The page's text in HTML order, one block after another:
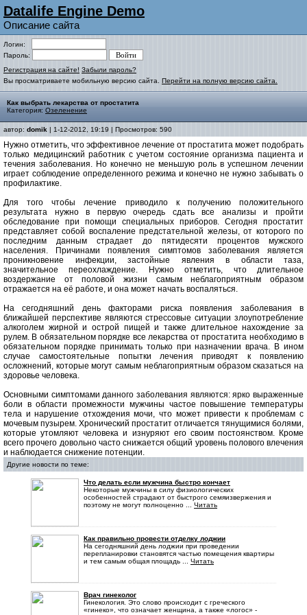
Datalife Engine Demo
Описание сайта
Логин:
Пароль:
Регистрация на сайте! Забыли пароль?
Вы просматриваете мобильную версию сайта. Перейти на полную версию сайта.
Как выбрать лекарства от простатита
Категория: Озеленение
автор: domik | 1-12-2012, 19:19 | Просмотров: 590
Нужно отметить, что эффективное лечение от простатита может подобрать
только медицинский работник с учетом состояние организма пациента и
течения заболевания. Но конечно не меньшую роль в успешном лечении
играет соблюдение определенного режима и конечно не нужно забывать о
профилактике.
Для того чтобы лечение приводило к получению положительного
результата нужно в первую очередь сдать все анализы и пройти
обследование при помощи специальных приборов. Сегодня простатит
представляет собой воспаление предстательной железы, от которого по
последним данным страдает до пятидесяти процентов мужского
населения. Причинами появления симптомов заболевания является
проникновение инфекции, застойные явления в области таза,
значительное переохлаждение. Нужно отметить, что длительное
воздержание от половой жизни самым неблагоприятным образом
отражается на её работе, и она может начать воспаляться.
На сегодняшний день факторами риска появления заболевания в
ближайшей перспективе являются стрессовые ситуации злоупотребление
алкоголем жирной и острой пищей и также длительное нахождение за
рулем. В обязательном порядке все лекарства от простатита необходимо в
обязательном порядке принимать только при назначении врача. В ином
случае самостоятельные попытки лечения приводят к появлению
осложнений, которые могут самым неблагоприятным образом сказаться на
здоровье человека.
Основными симптомами данного заболевания являются: ярко выраженные
боли в области промежности мужчины частое повышение температуры
тела и нарушение отхождения мочи, что может привести к проблемам с
мочевым пузырем. Хронический простатит отличается тянущимися болями,
которые утомляют человека и изнуряют его своим постоянством. Кроме
всего прочего довольно часто снижается общий уровень полового влечения
и наблюдается снижение потенции.
Другие новости по теме:
Что делать если мужчина быстро кончает
Некоторые мужчины в силу физиологических
особенностей страдают от быстрого семяизвержения и
поэтому не могут полноценно ... Читать
Как правильно провести отделку лоджии
На сегодняшний день лоджии при проведении
перепланировки становятся частью помещения квартиры
и тем самым общая площадь ... Читать
Врач гинеколог
Гинекология. Это слово происходит с греческого
«гинеко», что означает женщина, а также «логос» -